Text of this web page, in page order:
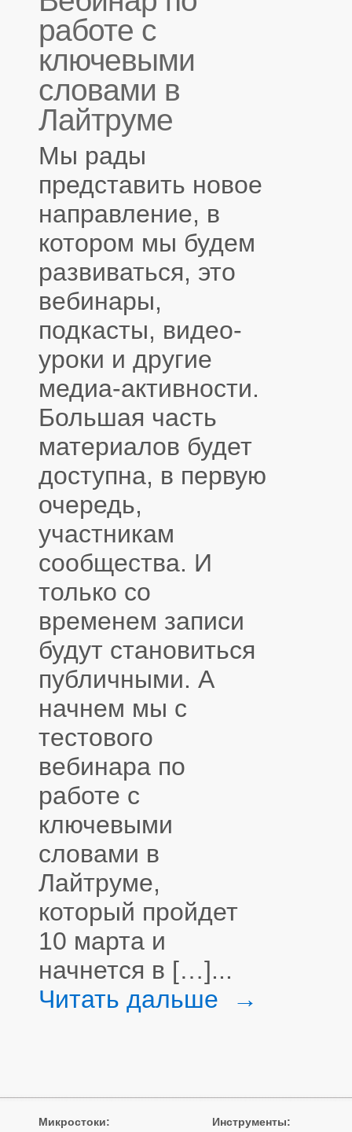
работе с
ключевыми
словами в
Лайтруме
Мы рады
представить новое
направление, в
котором мы будем
развиваться, это
вебинары,
подкасты, видео-
уроки и другие
медиа-активности.
Большая часть
материалов будет
доступна, в первую
очередь,
участникам
сообщества. И
только со
временем записи
будут становиться
публичными. А
начнем мы с
тестового
вебинара по
работе с
ключевыми
словами в
Лайтруме,
который пройдет
10 марта и
начнется в […]...
Читать дальше →
Микростоки: Инструменты: